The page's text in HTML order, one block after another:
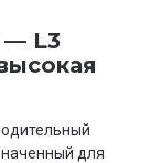
— L3
для